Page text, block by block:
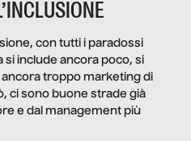
con tutti i paradossi
si include ancora poco, si
ancora troppo marketing di
ci sono buone strade già
e dal management più